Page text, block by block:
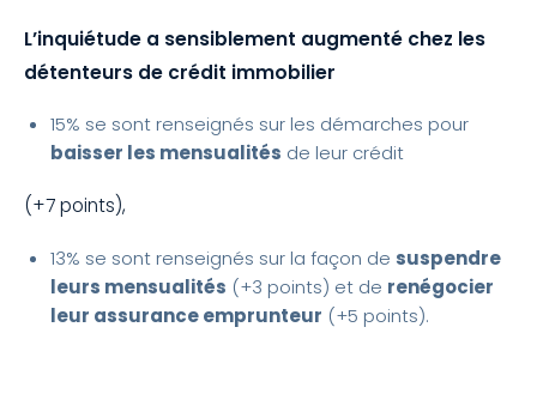
L’inquiétude a sensiblement augmenté chez les
détenteurs de crédit immobilier
15% se sont renseignés sur les démarches pour
baisser les mensualités de leur crédit
(+7 points),
13% se sont renseignés sur la façon de suspendre
leurs mensualités (+3 points) et de renégocier
leur assurance emprunteur (+5 points).